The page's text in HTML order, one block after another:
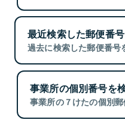
最近検索した郵便番号
過去に検索した郵便番号
事業所の個別番号を
事業所の７けたの個別郵